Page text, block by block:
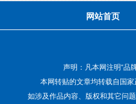
网站首页
声明：凡本网注明“品
本网转贴的文章均转载自国
如涉及作品内容、版权和其它问